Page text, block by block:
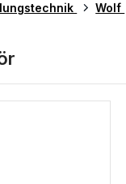
Wolf